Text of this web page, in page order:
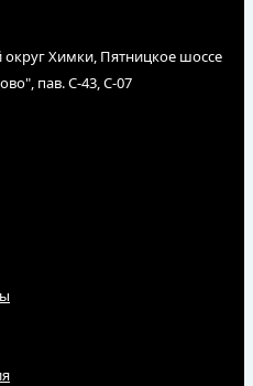
округ Химки, Пятницкое шоссе
пав. С-43, С-07